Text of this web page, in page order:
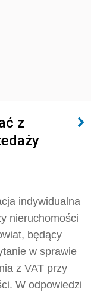
z
indywidualna
nieruchomości
będący
w sprawie
z VAT przy
W odpowiedzi